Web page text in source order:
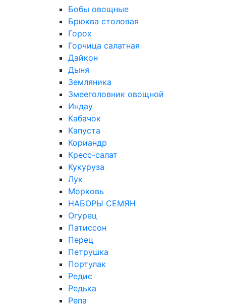
Бобы овощные
Брюква столовая
Горох
Горчица салатная
Дайкон
Дыня
Земляника
Змееголовник овощной
Индау
Кабачок
Капуста
Кориандр
Кресс-салат
Кукуруза
Лук
Морковь
НАБОРЫ СЕМЯН
Огурец
Патиссон
Перец
Петрушка
Портулак
Редис
Редька
Репа